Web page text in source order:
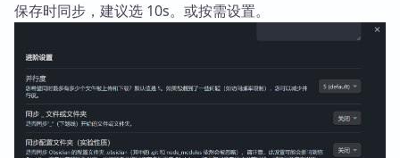
保存时同步，建议选 10s。或按需设置。